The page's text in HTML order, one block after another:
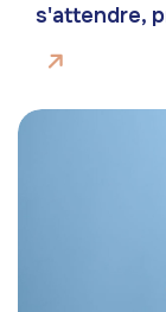
s'attendre,